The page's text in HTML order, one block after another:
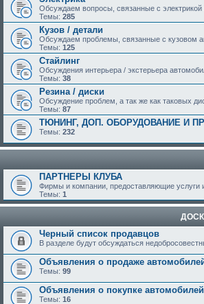
Обсуждаем вопросы, связанные с
Темы: 285
Кузов / детали
Обсуждаем проблемы, связанные с кузовом
Темы: 125
Стайлинг
Обсуждения интерьера / экстерьера
Темы: 38
Резина / диски
Обсуждение проблем, а так же как таковых
Темы: 87
ТЮНИНГ, ДОП. ОБОРУДОВАНИЕ И
Темы: 232
ПАРТНЕРЫ КЛУБА
Фирмы и компании, предоставляющие услуги
Темы: 1
Черный список продавцов
В разделе будут обсуждаться
Объявления о продаже
Темы: 99
Объявления о покупке автомобилей
Темы: 16